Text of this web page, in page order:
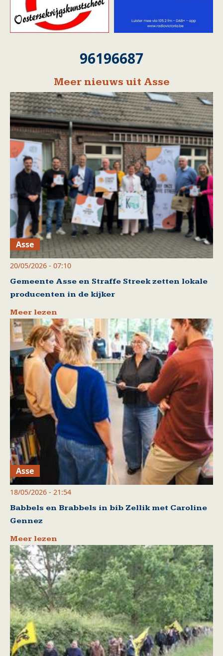
96196687
Meer nieuws uit Asse
Asse
20/05/2026 - 07:10
Gemeente Asse en Straffe Streek zetten lokale
producenten in de kijker
Meer lezen
Asse
18/05/2026 - 21:54
Babbels en Brabbels in bib Zellik met Caroline
Gennez
Meer lezen